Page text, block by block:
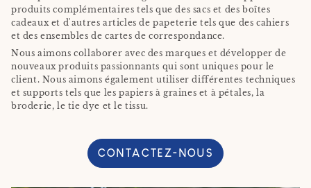
produits complémentaires tels que des sacs et des boîtes
cadeaux et d'autres articles de papeterie tels que des cahiers
et des ensembles de cartes de correspondance.
Nous aimons collaborer avec des marques et développer de
nouveaux produits passionnants qui sont uniques pour le
client. Nous aimons également utiliser différentes techniques
et supports tels que les papiers à graines et à pétales, la
broderie, le tie dye et le tissu.
CONTACTEZ-NOUS